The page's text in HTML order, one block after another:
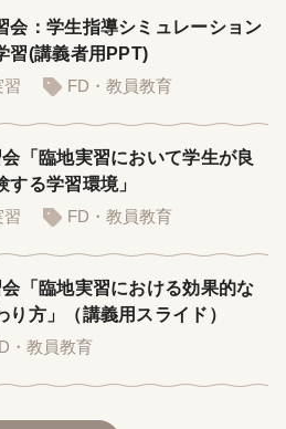
会：学生指導シミュレーション
習(講義者用PPT)
習 FD・教員教育
「臨地実習において学生が良
る学習環境」
習 FD・教員教育
「臨地実習における効果的な
り方」（講義用スライド）
・教員教育